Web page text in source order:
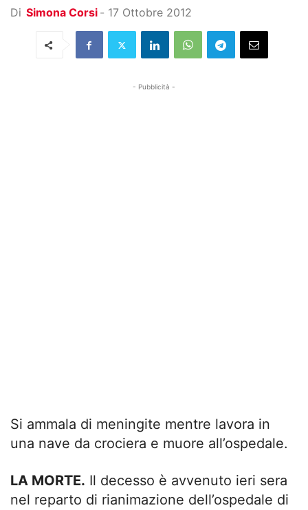
Di Simona Corsi - 17 Ottobre 2012
- Pubblicità -
Si ammala di meningite mentre lavora in
una nave da crociera e muore all’ospedale.
LA MORTE. Il decesso è avvenuto ieri sera
nel reparto di rianimazione dell’ospedale di